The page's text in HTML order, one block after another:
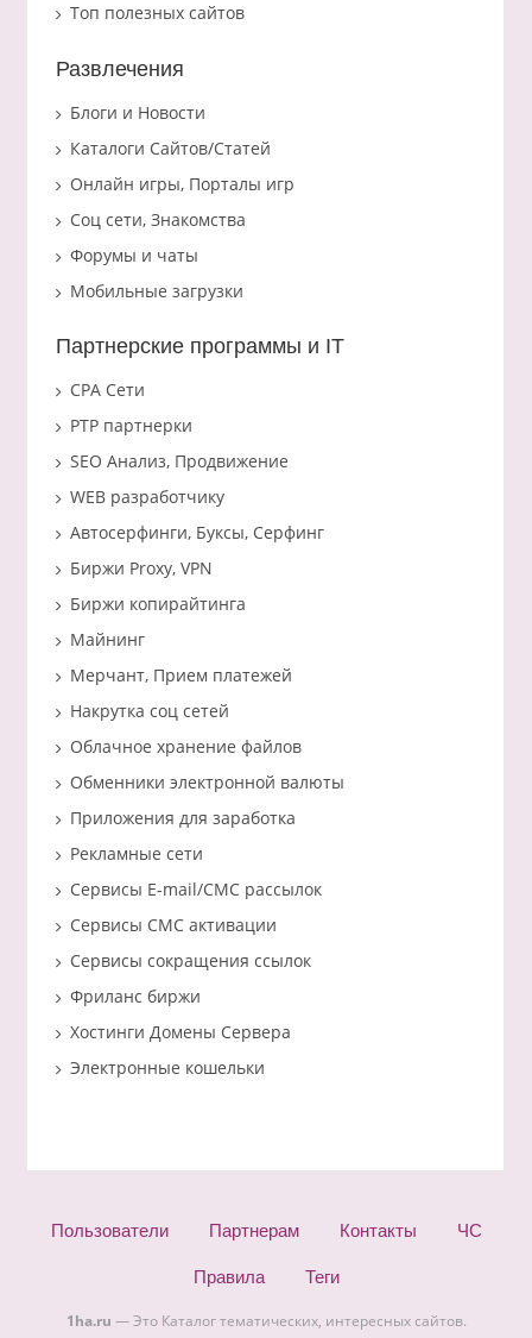
Топ полезных сайтов
Развлечения
Блоги и Новости
Каталоги Сайтов/Статей
Онлайн игры, Порталы игр
Соц сети, Знакомства
Форумы и чаты
Мобильные загрузки
Партнерские программы и IT
CPA Сети
PTP партнерки
SEO Анализ, Продвижение
WEB разработчику
Автосерфинги, Буксы, Серфинг
Биржи Proxy, VPN
Биржи копирайтинга
Майнинг
Мерчант, Прием платежей
Накрутка соц сетей
Облачное хранение файлов
Обменники электронной валюты
Приложения для заработка
Рекламные сети
Сервисы E-mail/СМС рассылок
Сервисы СМС активации
Сервисы сокращения ссылок
Фриланс биржи
Хостинги Домены Сервера
Электронные кошельки
Пользователи Партнерам Контакты ЧС
Правила Теги
1ha.ru — Это Каталог тематических, интересных сайтов.